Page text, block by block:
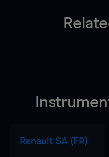
Renault SA (FR)